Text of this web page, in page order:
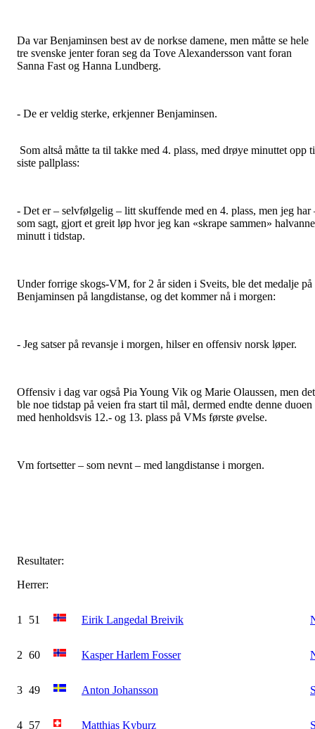
Da var Benjaminsen best av de norkse damene, men måtte se hele
tre svenske jenter foran seg da Tove Alexandersson vant foran
Sanna Fast og Hanna Lundberg.
- De er veldig sterke, erkjenner Benjaminsen.
Som altså måtte ta til takke med 4. plass, med drøye minuttet opp
siste pallplass:
- Det er – selvfølgelig – litt skuffende med en 4. plass, men jeg har
som sagt, gjort et greit løp hvor jeg kan «skrape sammen»
minutt i tidstap.
Under forrige skogs-VM, for 2 år siden i Sveits, ble det medalje på
Benjaminsen på langdistanse, og det kommer nå i morgen:
- Jeg satser på revansje i morgen, hilser en offensiv norsk løper.
Offensiv i dag var også Pia Young Vik og Marie Olaussen, men det
ble noe tidstap på veien fra start til mål, dermed endte denne duoen
med henholdsvis 12.- og 13. plass på VMs første øvelse.
Vm fortsetter – som nevnt – med langdistanse i morgen.
Resultater:
Herrer:
1 51 Eirik Langedal Breivik
2 60 Kasper Harlem Fosser
3 49 Anton Johansson
4 57 Matthias Kyburz